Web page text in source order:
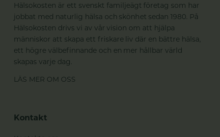
Hälsokosten är ett svenskt familjeägt företag som har
jobbat med naturlig hälsa och skönhet sedan 1980. På
Hälsokosten drivs vi av vår vision om att hjälpa
människor att skapa ett friskare liv där en bättre hälsa,
ett högre välbefinnande och en mer hållbar värld
skapas varje dag.
LÄS MER OM OSS
Kontakt